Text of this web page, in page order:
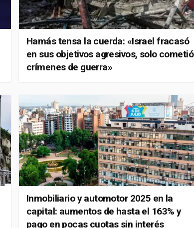
Hamás tensa la cuerda: «Israel fracasó
en sus objetivos agresivos, solo cometió
crímenes de guerra»
Inmobiliario y automotor 2025 en la
capital: aumentos de hasta el 163% y
pago en pocas cuotas sin interés